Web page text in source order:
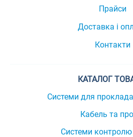
Прайси
Доставка і
Контакти
КАТАЛОГ
Системи для
Кабель та
Системи контролю